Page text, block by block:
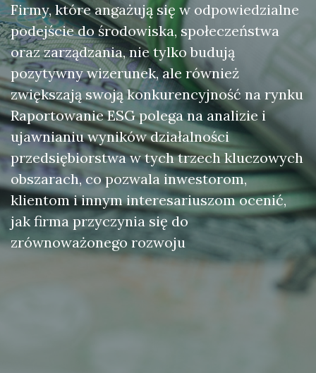
Firmy, które angażują się w odpowiedzialne
podejście do środowiska, społeczeństwa
oraz zarządzania, nie tylko budują
pozytywny wizerunek, ale również
zwiększają swoją konkurencyjność na rynku
Raportowanie ESG polega na analizie i
ujawnianiu wyników działalności
przedsiębiorstwa w tych trzech kluczowych
obszarach, co pozwala inwestorom,
klientom i innym interesariuszom ocenić,
jak firma przyczynia się do
zrównoważonego rozwoju